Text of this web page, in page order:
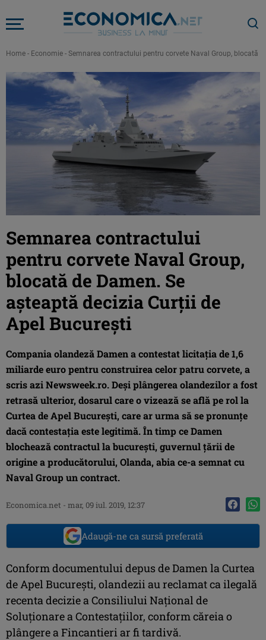
Home - Economie - Semnarea contractului pentru corvete Naval Group, blocată
Semnarea contractului
pentru corvete Naval Group,
blocată de Damen. Se
aşteaptă decizia Curţii de
Apel Bucureşti
Compania olandeză Damen a contestat licitația de 1,6
miliarde euro pentru construirea celor patru corvete, a
scris azi Newsweek.ro. Deşi plângerea olandezilor a fost
retrasă ulterior, dosarul care o vizează se află pe rol la
Curtea de Apel Bucureşti, care ar urma să se pronunţe
dacă contestaţia este legitimă. În timp ce Damen
blochează contractul la bucureşti, guvernul ţării de
origine a producătorului, Olanda, abia ce-a semnat cu
Naval Group un contract.
Economica.net - mar, 09 iul. 2019, 12:37
Adaugă-ne ca sursă preferată
Conform documentului depus de Damen la Curtea
de Apel București, olandezii au reclamat ca ilegală
recenta decizie a Consiliului Național de
Soluționare a Contestațiilor, conform căreia o
plângere a Fincantieri ar fi tardivă.